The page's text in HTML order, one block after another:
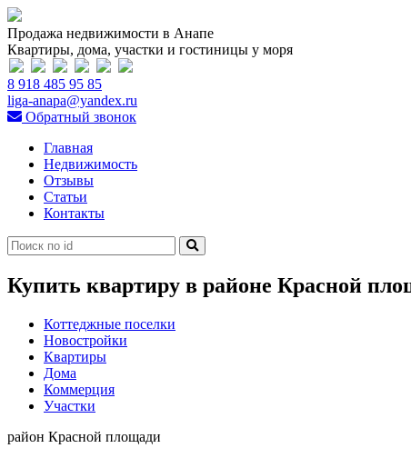
Продажа недвижимости в Анапе
Квартиры, дома, участки и гостиницы у моря
8 918 485 95 85
liga-anapa@yandex.ru
Обратный звонок
Главная
Недвижимость
Отзывы
Статьи
Контакты
Купить квартиру в районе Красной
Коттеджные поселки
Новостройки
Квартиры
Дома
Коммерция
Участки
район Красной площади